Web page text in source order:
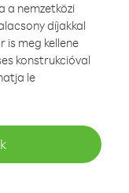
a nemzetközi
díjakkal
is meg kellene
konstrukcióval
le